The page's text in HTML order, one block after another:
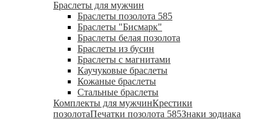
Браслеты для мужчин
Браслеты позолота 585
Браслеты "Бисмарк"
Браслеты белая позолота
Браслеты из бусин
Браслеты с магнитами
Каучуковые браслеты
Кожаные браслеты
Стальные браслеты
Комплекты для мужчинКрестики
позолотаПечатки позолота 585Знаки зодиака